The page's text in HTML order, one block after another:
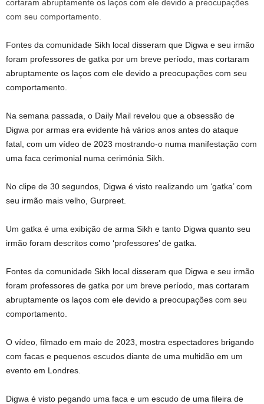
Fontes da comunidade Sikh local disseram que Digwa e seu irmão
foram professores de gatka por um breve período, mas cortaram
abruptamente os laços com ele devido a preocupações com seu
comportamento.
Na semana passada, o Daily Mail revelou que a obsessão de
Digwa por armas era evidente há vários anos antes do ataque
fatal, com um vídeo de 2023 mostrando-o numa manifestação com
uma faca cerimonial numa cerimónia Sikh.
No clipe de 30 segundos, Digwa é visto realizando um ‘gatka’ com
seu irmão mais velho, Gurpreet.
Um gatka é uma exibição de arma Sikh e tanto Digwa quanto seu
irmão foram descritos como ‘professores’ de gatka.
Fontes da comunidade Sikh local disseram que Digwa e seu irmão
foram professores de gatka por um breve período, mas cortaram
abruptamente os laços com ele devido a preocupações com seu
comportamento.
O vídeo, filmado em maio de 2023, mostra espectadores brigando
com facas e pequenos escudos diante de uma multidão em um
evento em Londres.
Digwa é visto pegando uma faca e um escudo de uma fileira de